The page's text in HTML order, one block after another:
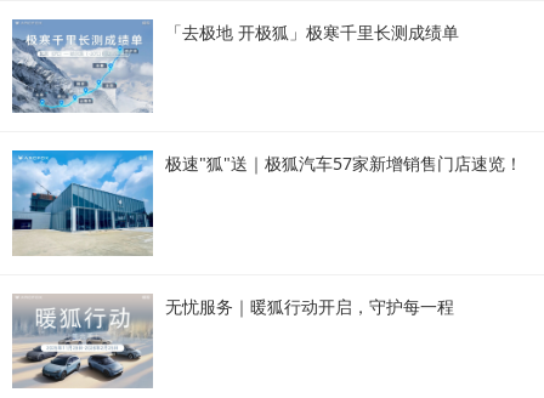
「去极地 开极狐」极寒千里长测成绩单
极速"狐"送｜极狐汽车57家新增销售门店速览！
无忧服务｜暖狐行动开启，守护每一程